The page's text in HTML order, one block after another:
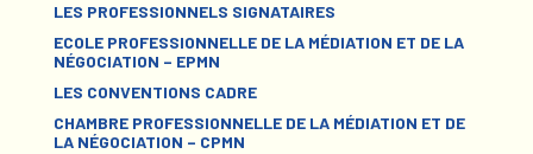
LES PROFESSIONNELS SIGNATAIRES
ECOLE PROFESSIONNELLE DE LA MÉDIATION ET DE LA
NÉGOCIATION – EPMN
LES CONVENTIONS CADRE
CHAMBRE PROFESSIONNELLE DE LA MÉDIATION ET DE
LA NÉGOCIATION – CPMN